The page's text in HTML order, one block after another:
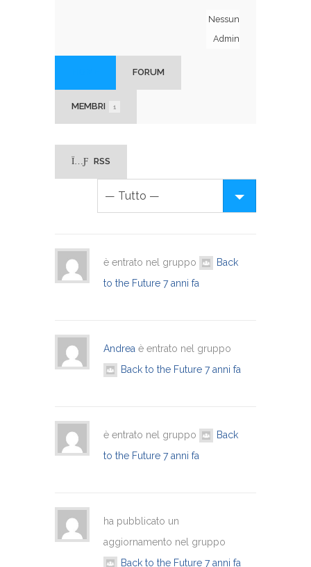
Nessun
Admin
FORUM
MEMBRI 1
RSS
è entrato nel gruppo
Back
to the Future 7 anni fa
Andrea è entrato nel gruppo
Back to the Future 7 anni fa
è entrato nel gruppo
Back
to the Future 7 anni fa
ha pubblicato un
aggiornamento nel gruppo
Back to the Future 7 anni fa